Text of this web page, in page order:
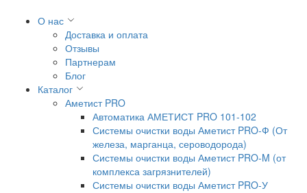
О нас
Доставка и оплата
Отзывы
Партнерам
Блог
Каталог
Аметист PRO
Автоматика АМЕТИСТ PRO 101-102
Системы очистки воды Аметист PRO-Ф (От
железа, марганца, сероводорода)
Системы очистки воды Аметист PRO-M (от
комплекса загрязнителей)
Системы очистки воды Аметист PRO-У